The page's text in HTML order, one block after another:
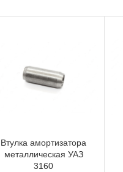
Втулка амортизатора
металлическая УАЗ
3160